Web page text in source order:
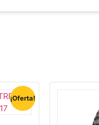
¡Oferta!